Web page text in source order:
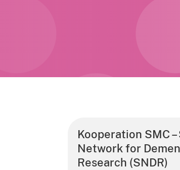
Kooperation SMC –
Network for
Research (SNDR)